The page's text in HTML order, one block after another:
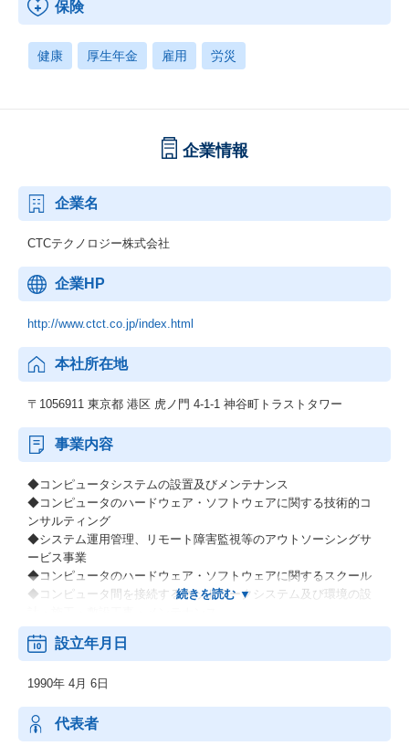
保険
健康 厚生年金 雇用 労災
企業情報
企業名
CTCテクノロジー株式会社
企業HP
http://www.ctct.co.jp/index.html
本社所在地
〒1056911 東京都 港区 虎ノ門 4-1-1 神谷町トラストタワー
事業内容
◆コンピュータシステムの設置及びメンテナンス
◆コンピュータのハードウェア・ソフトウェアに関する技術的コ
ンサルティング
◆システム運用管理、リモート障害監視等のアウトソーシングサ
ービス事業
◆コンピュータのハードウェア・ソフトウェアに関するスクール
◆コンピュータ間を接続するネットワークシステム及び環境の設
CTCテクノロジー（CTCT）は、伊藤忠テクノソリューションズ(C
トータルサービスインテグレータとして同社が展開するのはハー
ドウェア、ソフトウェア、ネットワーク、インターネット、セキ
ュリティのすべての領域のサポートおよび技術教育のサポートで
す。
設立年月日
1990年 4月 6日
代表者